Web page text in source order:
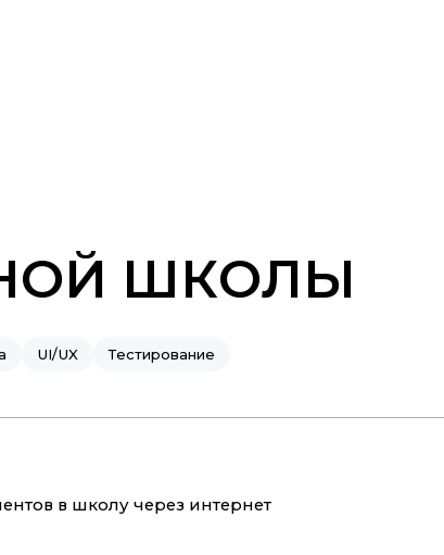
ШКОЛЫ
UI/UX Тестирование
в школу через интернет